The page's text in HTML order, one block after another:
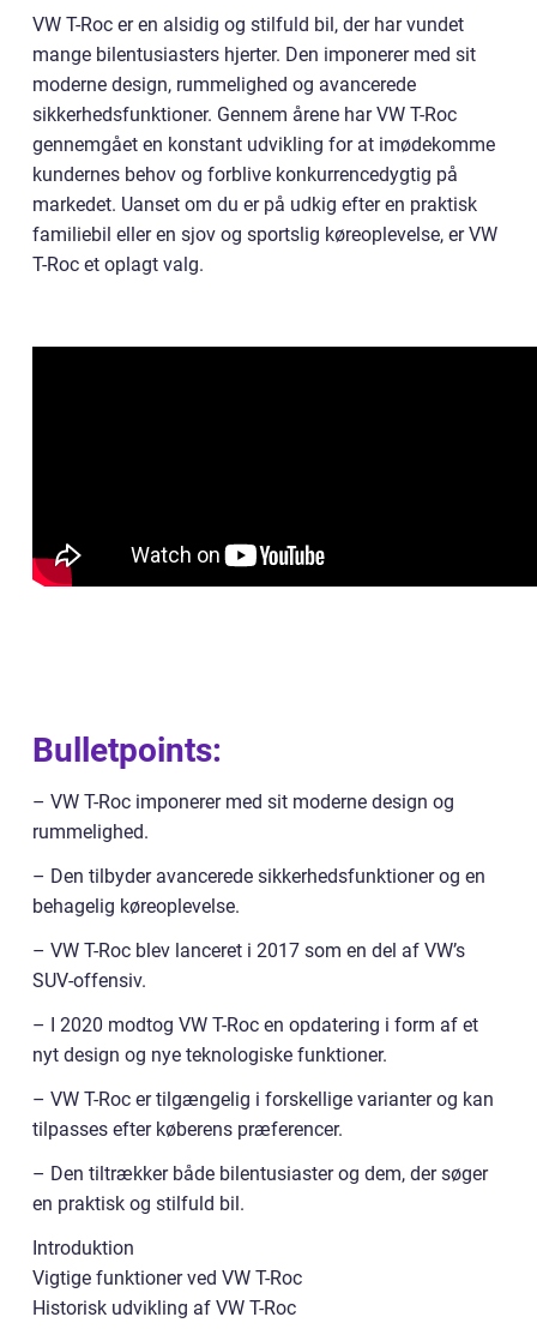
VW T-Roc er en alsidig og stilfuld bil, der har vundet
mange bilentusiasters hjerter. Den imponerer med sit
moderne design, rummelighed og avancerede
sikkerhedsfunktioner. Gennem årene har VW T-Roc
gennemgået en konstant udvikling for at imødekomme
kundernes behov og forblive konkurrencedygtig på
markedet. Uanset om du er på udkig efter en praktisk
familiebil eller en sjov og sportslig køreoplevelse, er VW
T-Roc et oplagt valg.
Bulletpoints:
– VW T-Roc imponerer med sit moderne design og
rummelighed.
– Den tilbyder avancerede sikkerhedsfunktioner og en
behagelig køreoplevelse.
– VW T-Roc blev lanceret i 2017 som en del af VW’s
SUV-offensiv.
– I 2020 modtog VW T-Roc en opdatering i form af et
nyt design og nye teknologiske funktioner.
– VW T-Roc er tilgængelig i forskellige varianter og kan
tilpasses efter køberens præferencer.
– Den tiltrækker både bilentusiaster og dem, der søger
en praktisk og stilfuld bil.
Introduktion
Vigtige funktioner ved VW T-Roc
Historisk udvikling af VW T-Roc